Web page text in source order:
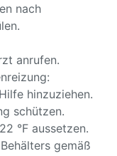
nach
anrufen.
hinzuziehen.
schützen.
°F aussetzen.
gemäß